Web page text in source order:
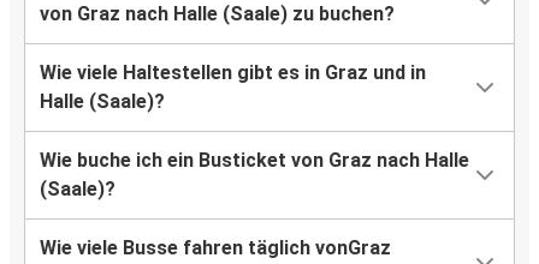
von Graz nach Halle (Saale) zu buchen?
Wie viele Haltestellen gibt es in Graz und in
Halle (Saale)?
Wie buche ich ein Busticket von Graz nach Halle
(Saale)?
Wie viele Busse fahren täglich vonGraz